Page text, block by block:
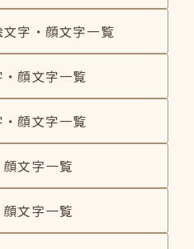
字・顔文字一覧
顔文字一覧
顔文字一覧
文字一覧
文字一覧